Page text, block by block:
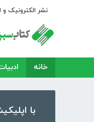
نشر الکترونیک و
خانه
با اپلیکیشن کتابراه، بیش از